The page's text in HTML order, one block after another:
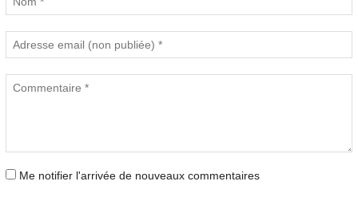
Me notifier l'arrivée de nouveaux commentaires